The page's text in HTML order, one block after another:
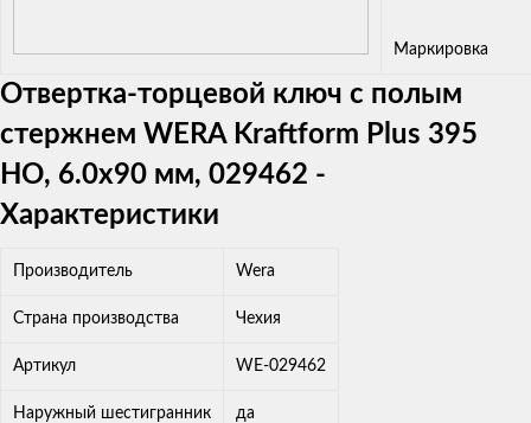
Маркировка
Отвертка-торцевой ключ с полым
стержнем WERA Kraftform Plus 395
HO, 6.0x90 мм, 029462 -
Характеристики
Производитель Wera
Страна производства Чехия
Артикул WE-029462
Наружный шестигранник да